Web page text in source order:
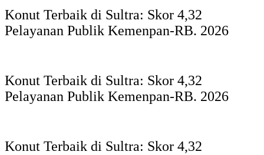
Konut Terbaik di Sultra: Skor 4,32
Pelayanan Publik Kemenpan-RB. 2026
Konut Terbaik di Sultra: Skor 4,32
Pelayanan Publik Kemenpan-RB. 2026
Konut Terbaik di Sultra: Skor 4,32